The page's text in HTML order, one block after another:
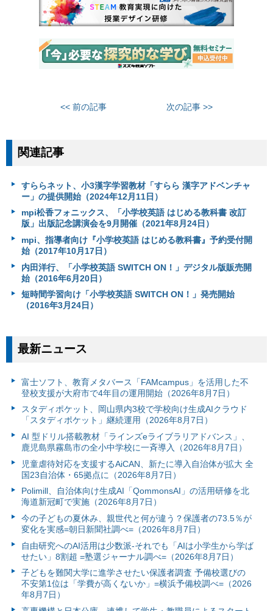
<< 前の記事 次の記事 >>
関連記事
すららネット、小3漢字学習教材「すらら 漢字アドベンチャ
ー」の提供開始（2024年12月11日）
mpi松香フォニックス、「小学校英語 はじめる教科書 改訂
版」出版記念講演会を9月開催（2021年8月24日）
mpi、指導者向け『小学校英語 はじめる教科書』予約受付開
始（2017年10月17日）
内田洋行、「小学校英語 SWITCH ON！」デジタル版販売開
始（2016年6月20日）
短時間学習向け「小学校英語 SWITCH ON！」発売開始
（2016年3月24日）
最新ニュース
富⼠ソフト、教育メタバース「FAMcampus」を活用した不
登校支援が大府市で4年目の運用開始（2026年8月7日）
スタディポケット、岡山県内3校で学校向け生成AIクラウド
「スタディポケット」継続運用（2026年8月7日）
AI 型ドリル搭載教材「ラインズeライブラリアドバンス」、
鹿児島県霧島市の全小中学校に一斉導入（2026年8月7日）
児童虐待対応を支援するAiCAN、新たに導入自治体が拡大 全
国23自治体・65拠点に（2026年8月7日）
Polimill、自治体向け生成AI「QommonsAI」の活用研修を北
海道新冠町で実施（2026年8月7日）
今の子どもの夏休み、親世代と何が違う？保護者の73.5％が
変化を実感=朝日新聞社調べ=（2026年8月7日）
自由研究へのAI活用は少数派-それでも「AIは小学生から学ば
せたい」8割超 =塾選ジャーナル調べ=（2026年8月7日）
子どもを難関大学に進学させたい保護者調査 予備校選びの
不安第1位は「学費が高くないか」=横浜予備校調べ=（2026
年8月7日）